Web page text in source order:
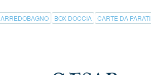
ARREDOBAGNO BOX DOCCIA CARTE DA PARATI